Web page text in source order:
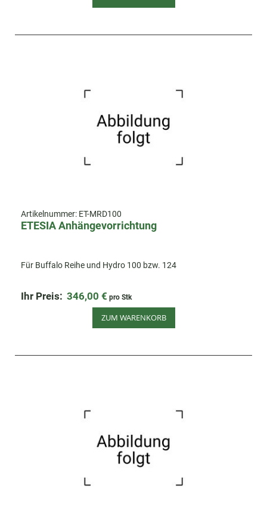
Artikelnummer: ET-MRD100
ETESIA Anhängevorrichtung
Für Buffalo Reihe und Hydro 100 bzw. 124
Ihr Preis: 346,00 € pro Stk
ZUM WARENKORB